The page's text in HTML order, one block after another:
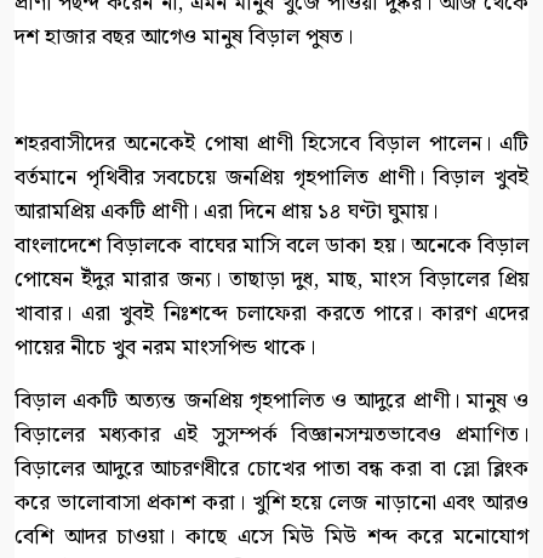
দশ হাজার বছর আগেও মানুষ বিড়াল পুষত।
শহরবাসীদের অনেকেই পোষা প্রাণী হিসেবে বিড়াল পালেন। এটি
বর্তমানে পৃথিবীর সবচেয়ে জনপ্রিয় গৃহপালিত প্রাণী। বিড়াল খুবই
আরামপ্রিয় একটি প্রাণী। এরা দিনে প্রায় ১৪ ঘণ্টা ঘুমায়।
বাংলাদেশে বিড়ালকে বাঘের মাসি বলে ডাকা হয়। অনেকে বিড়াল
পোষেন ইঁদুর মারার জন্য। তাছাড়া দুধ, মাছ, মাংস বিড়ালের প্রিয়
খাবার। এরা খুবই নিঃশব্দে চলাফেরা করতে পারে। কারণ এদের
পায়ের নীচে খুব নরম মাংসপিন্ড থাকে।
বিড়াল একটি অত্যন্ত জনপ্রিয় গৃহপালিত ও আদুরে প্রাণী। মানুষ ও
বিড়ালের মধ্যকার এই সুসম্পর্ক বিজ্ঞানসম্মতভাবেও প্রমাণিত।
বিড়ালের আদুরে আচরণধীরে চোখের পাতা বন্ধ করা বা স্লো ব্লিংক
করে ভালোবাসা প্রকাশ করা। খুশি হয়ে লেজ নাড়ানো এবং আরও
বেশি আদর চাওয়া। কাছে এসে মিউ মিউ শব্দ করে মনোযোগ